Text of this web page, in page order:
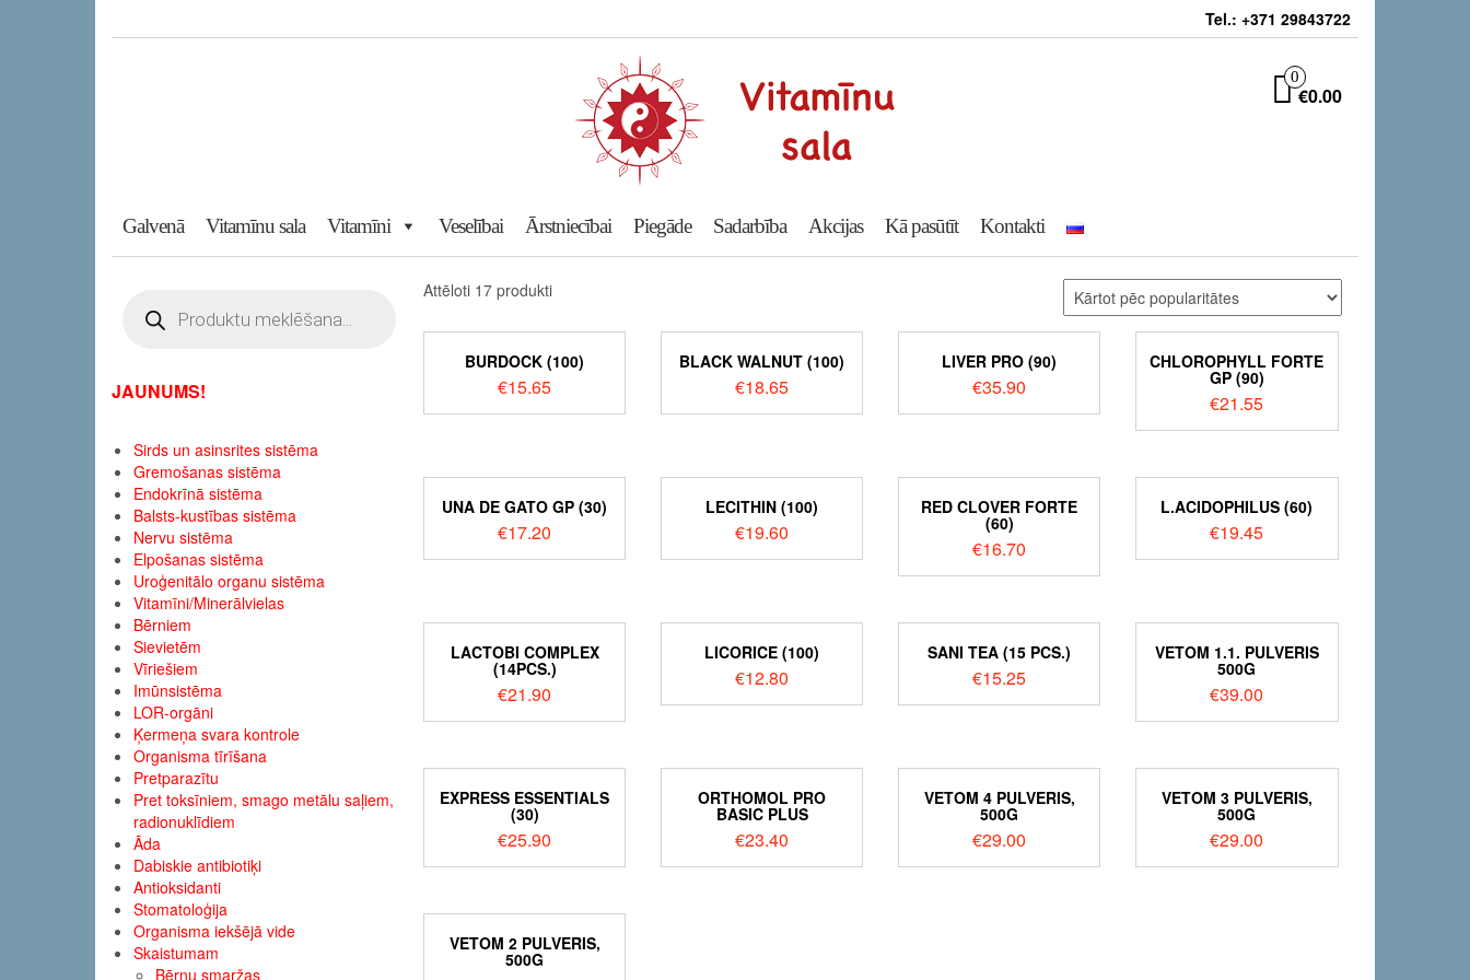
Tel.: +371 29843722
0
€0.00
Galvenā Vitamīnu sala Vitamīni Veselībai Ārstniecībai Piegāde Sadarbība Akcijas Kā pasūtīt Kontakti
search
JAUNUMS!
Sirds un asinsrites sistēma
Gremošanas sistēma
Endokrīnā sistēma
Balsts-kustības sistēma
Nervu sistēma
Elpošanas sistēma
Uroģenitālo organu sistēma
Vitamīni/Minerālvielas
Bērniem
Sievietēm
Vīriešiem
Imūnsistēma
LOR-orgāni
Ķermeņa svara kontrole
Organisma tīrīšana
Pretparazītu
Pret toksīniem, smago metālu saļiem,
radionuklīdiem
Āda
Dabiskie antibiotiķi
Antioksidanti
Stomatoloģija
Organisma iekšējā vide
Skaistumam
Bērnu smaržas
Attēloti 17 produkti
BURDOCK (100)
€15.65
BLACK WALNUT (100)
€18.65
LIVER PRO (90)
€35.90
CHLOROPHYLL FORTE
GP (90)
€21.55
UNA DE GATO GP (30)
€17.20
LECITHIN (100)
€19.60
RED CLOVER FORTE
(60)
€16.70
L.ACIDOPHILUS (60)
€19.45
LACTOBI COMPLEX
(14PCS.)
€21.90
LICORICE (100)
€12.80
SANI TEA (15 PCS.)
€15.25
VETOM 1.1. PULVERIS
500G
€39.00
EXPRESS ESSENTIALS
(30)
€25.90
ORTHOMOL PRO
BASIC PLUS
€23.40
VETOM 4 PULVERIS,
500G
€29.00
VETOM 3 PULVERIS,
500G
€29.00
VETOM 2 PULVERIS,
500G